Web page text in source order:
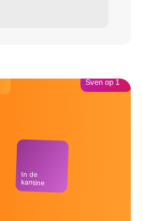
In de
kantine
Sven op 1